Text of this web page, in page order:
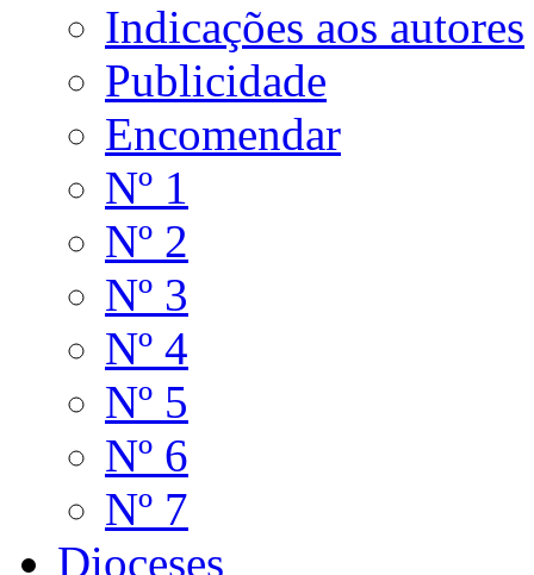
Indicações aos autores
Publicidade
Encomendar
Nº 1
Nº 2
Nº 3
Nº 4
Nº 5
Nº 6
Nº 7
Dioceses